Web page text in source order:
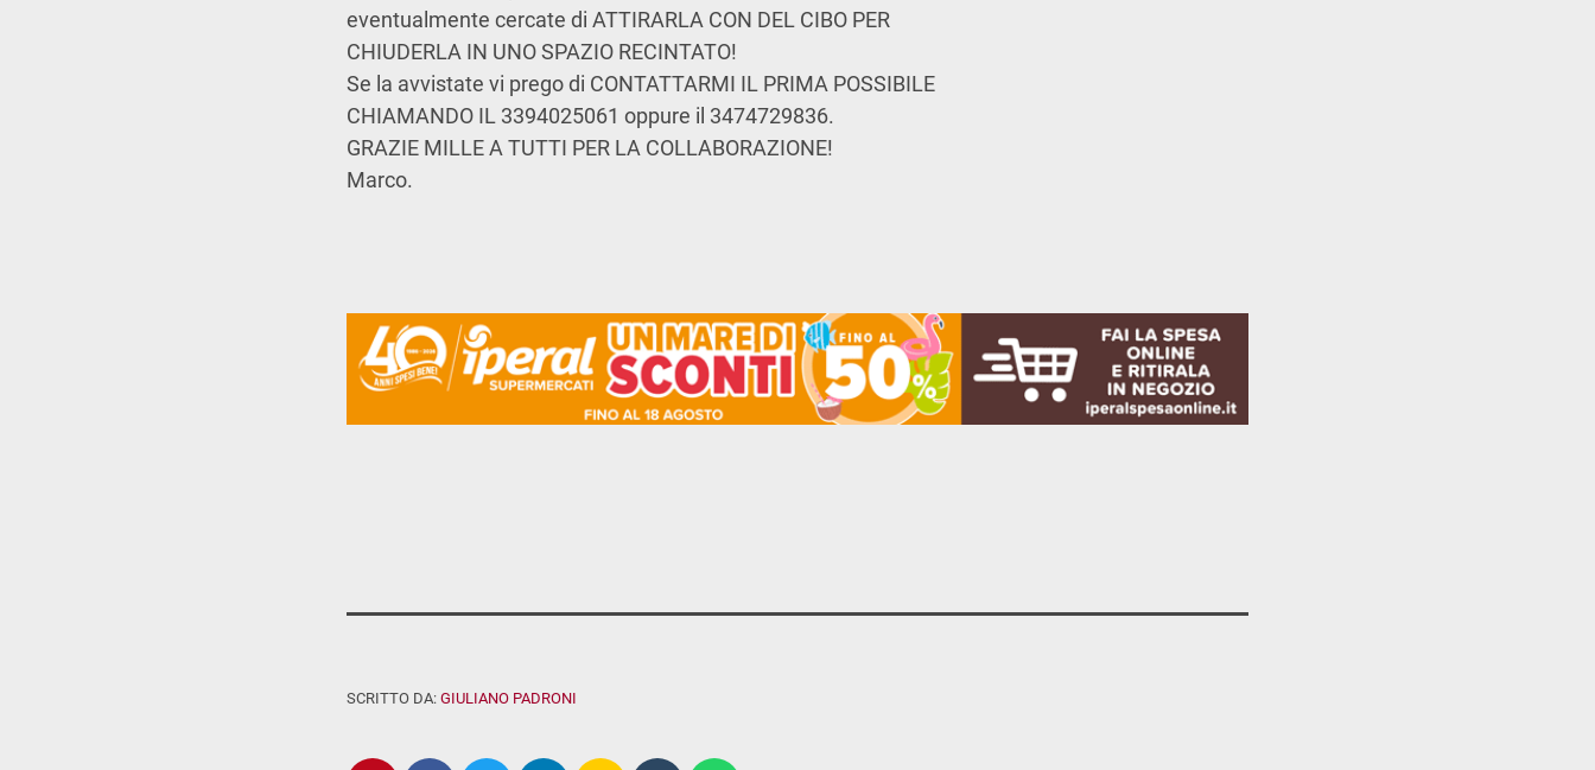
eventualmente cercate di ATTIRARLA CON DEL CIBO PER
CHIUDERLA IN UNO SPAZIO RECINTATO!
Se la avvistate vi prego di CONTATTARMI IL PRIMA POSSIBILE
CHIAMANDO IL 3394025061 oppure il 3474729836.
GRAZIE MILLE A TUTTI PER LA COLLABORAZIONE!
Marco.
SCRITTO DA: GIULIANO PADRONI